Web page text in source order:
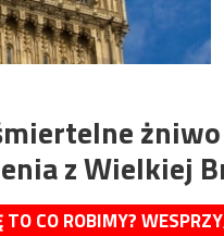
z Wielkiej
TO CO ROBIMY?